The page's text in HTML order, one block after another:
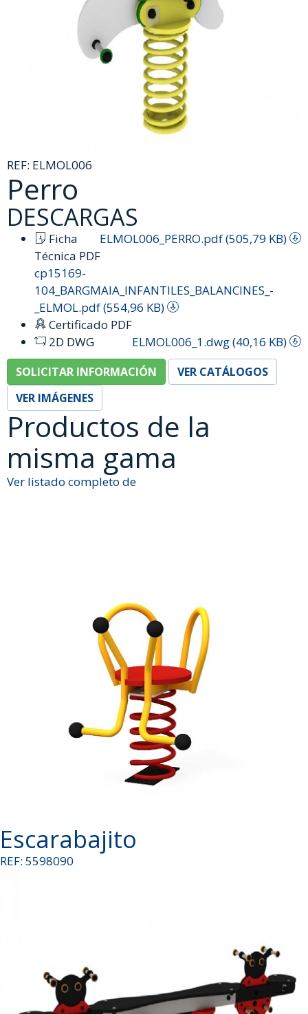
REF: ELMOL006
Perro
DESCARGAS
ELMOL006_PERRO.pdf (505,79 KB)
Ficha
Técnica PDF
cp15169-
104_BARGMAIA_INFANTILES_BALANCINES_-
_ELMOL.pdf (554,96 KB)
Certificado PDF
ELMOL006_1.dwg (40,16 KB)
2D DWG
SOLICITAR INFORMACIÓN
VER CATÁLOGOS
VER IMÁGENES
Productos de la
misma gama
Ver listado completo de
Escarabajito
REF: 5598090